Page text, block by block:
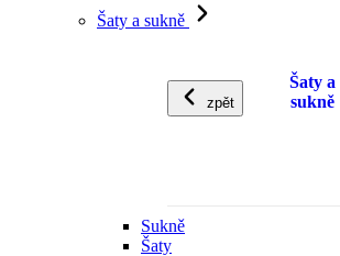
Šaty a sukně
zpět
Šaty a
sukně
Sukně
Šaty